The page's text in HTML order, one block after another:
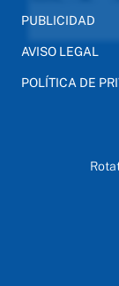
PUBLICIDAD
AVISO LEGAL
POLÍTICA DE